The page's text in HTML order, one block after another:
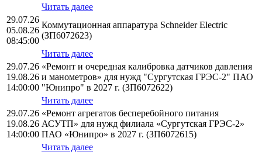
Читать далее
29.07.26
05.08.26
08:45:00
Коммутационная аппаратура Schneider Electric
(ЗП6072623)
Читать далее
29.07.26
19.08.26
14:00:00
«Ремонт и очередная калибровка датчиков давления
и манометров» для нужд "Сургутская ГРЭС-2" ПАО
"Юнипро" в 2027 г. (ЗП6072622)
Читать далее
29.07.26
19.08.26
14:00:00
«Ремонт агрегатов бесперебойного питания
АСУТП» для нужд филиала «Сургутская ГРЭС-2»
ПАО «Юнипро» в 2027 г. (ЗП6072615)
Читать далее